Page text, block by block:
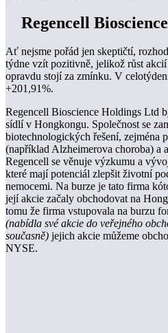
Regencell
Ať nejsme pořád jen skeptičtí,
týdne vzít pozitivně, jelikož růst
opravdu stojí za zmínku. V
+201,91%.
Regencell Bioscience Holdings Ltd
sídlí v Hongkongu. Společnost se
biotechnologických řešení, zejména
(například Alzheimerova choroba) a
Regencell se věnuje výzkumu a
které mají potenciál zlepšit životní
nemocemi. Na burze je tato firma
její akcie začaly obchodovat na
tomu že firma vstupovala na burzu
(nabídla své akcie do veřejného
současně) jejich akcie můžeme
NYSE.